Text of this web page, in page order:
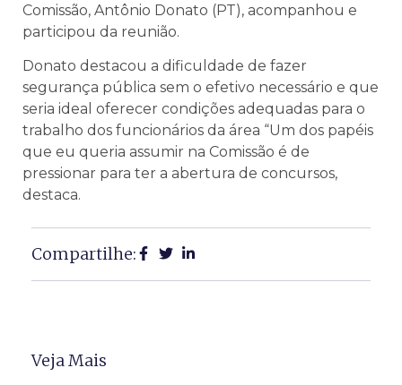
Comissão, Antônio Donato (PT), acompanhou e
participou da reunião.
Donato destacou a dificuldade de fazer
segurança pública sem o efetivo necessário e que
seria ideal oferecer condições adequadas para o
trabalho dos funcionários da área “Um dos papéis
que eu queria assumir na Comissão é de
pressionar para ter a abertura de concursos,
destaca.
Compartilhe:
Veja Mais